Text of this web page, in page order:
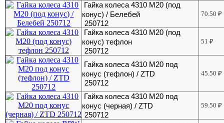
Гайка колеса 4310 М20 (под
конус) / Белебей
250712
70.50₽
Гайка колеса 4310 М20 (под
конус) тефлон
250712
51₽
Гайка колеса 4310 М20 под
конус (тефлон) / ZTD
250712
45.50₽
Гайка колеса 4310 М20 под
конус (черная) / ZTD
250712
59.50₽